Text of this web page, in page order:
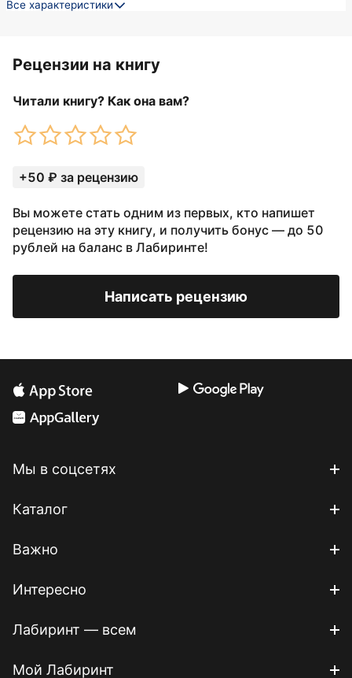
Все характеристики
Рецензии на книгу
Читали книгу? Как она вам?
+50 ₽ за рецензию
Вы можете стать одним из первых, кто напишет
рецензию на эту книгу, и получить бонус — до 50
рублей на баланс в Лабиринте!
Написать рецензию
Мы в соцсетях
Каталог
Важно
Интересно
Лабиринт — всем
Мой Лабиринт